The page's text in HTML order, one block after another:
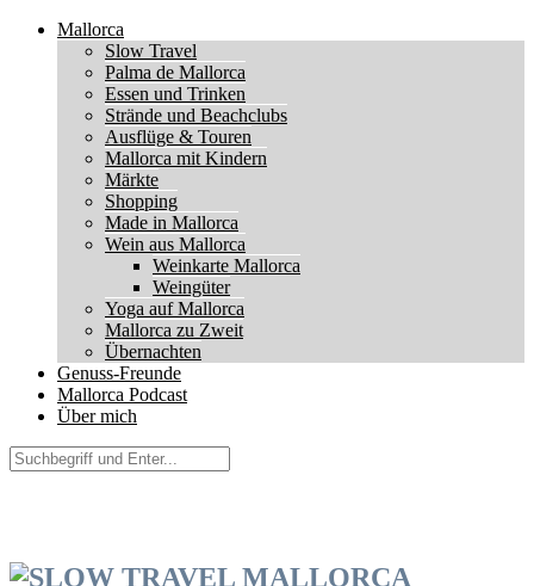
Mallorca
Slow Travel
Palma de Mallorca
Essen und Trinken
Strände und Beachclubs
Ausflüge & Touren
Mallorca mit Kindern
Märkte
Shopping
Made in Mallorca
Wein aus Mallorca
Weinkarte Mallorca
Weingüter
Yoga auf Mallorca
Mallorca zu Zweit
Übernachten
Genuss-Freunde
Mallorca Podcast
Über mich